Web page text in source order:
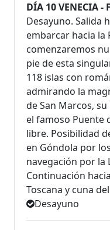
DÍA 10 VENECIA -
Desayuno. Salida
embarcar hacia la
comenzaremos
pie de esta
118 islas con
admirando la
de San Marcos,
el famoso Puente
libre. Posibilidad
en Góndola por
navegación por la
Continuación
Toscana y cuna
Desayuno